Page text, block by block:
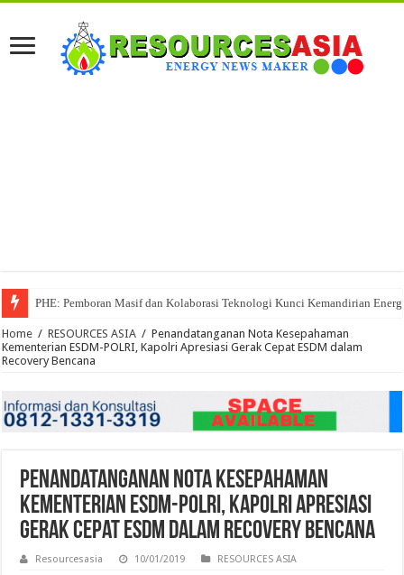
PHE: Pemboran Masif dan Kolaborasi Teknologi Kunci Kemandirian
Home / RESOURCES ASIA / Penandatanganan Nota Kesepahaman
Kementerian ESDM-POLRI, Kapolri Apresiasi Gerak Cepat ESDM dalam
Recovery Bencana
Penandatanganan Nota Kesepahaman
Kementerian ESDM-POLRI, Kapolri Apresiasi
Gerak Cepat ESDM dalam Recovery Bencana
Resourcesasia 10/01/2019 RESOURCES ASIA